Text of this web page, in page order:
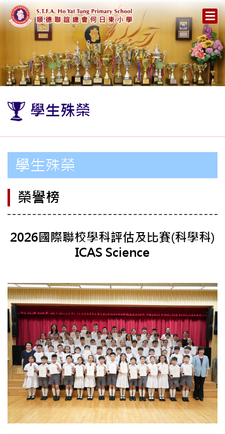
學生殊榮
學生殊榮
榮譽榜
2026國際聯校學科評估及比賽(科學科)
ICAS Science